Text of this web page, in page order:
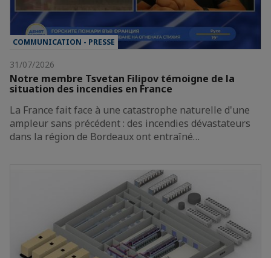
COMMUNICATION - PRESSE
31/07/2026
Notre membre Tsvetan Filipov témoigne de la
situation des incendies en France
La France fait face à une catastrophe naturelle d'une
ampleur sans précédent : des incendies dévastateurs
dans la région de Bordeaux ont entraîné…